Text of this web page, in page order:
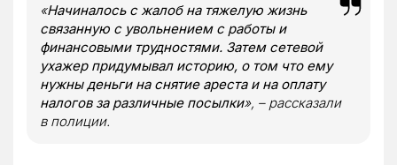
«Начиналось с жалоб на тяжелую жизнь
связанную с увольнением с работы и
финансовыми трудностями. Затем сетевой
ухажер придумывал историю, о том что ему
нужны деньги на снятие ареста и на оплату
налогов за различные посылки», – рассказали
в полиции.